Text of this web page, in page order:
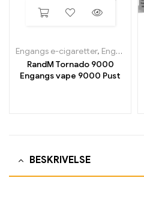
Engangs e-cigaretter, Engangs e-cigaretter i Belgien
RandM Tornado 9000
Engangs vape 9000 Pust
BESKRIVELSE